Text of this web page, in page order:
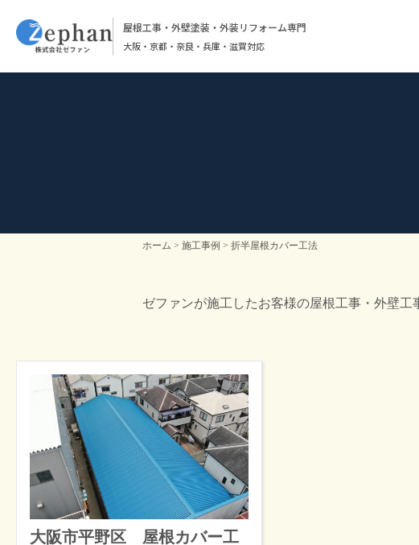
屋根工事・外壁塗装・外装リフォーム専門
大阪・京都・奈良・兵庫・滋賀対応
ホーム 施工事例 折半屋根カバー工法
ゼファンが施工したお客様の屋根工事・外壁工
大阪市平野区 屋根カバー工